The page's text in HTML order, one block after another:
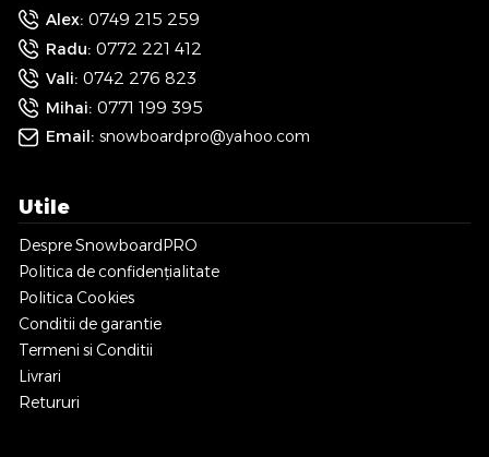
Alex: 0749 215 259
Radu: 0772 221 412
Vali: 0742 276 823
Mihai: 0771 199 395
Email: snowboardpro@yahoo.com
Utile
Despre SnowboardPRO
Politica de confidențialitate
Politica Cookies
Conditii de garantie
Termeni si Conditii
Livrari
Retururi